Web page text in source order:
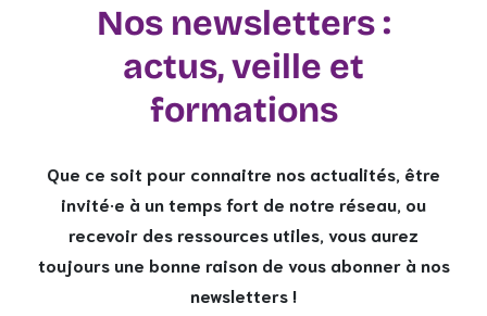
Nos newsletters :
actus, veille et
formations
Que ce soit pour connaitre nos actualités, être
invité·e à un temps fort de notre réseau, ou
recevoir des ressources utiles, vous aurez
toujours une bonne raison de vous abonner à nos
newsletters !